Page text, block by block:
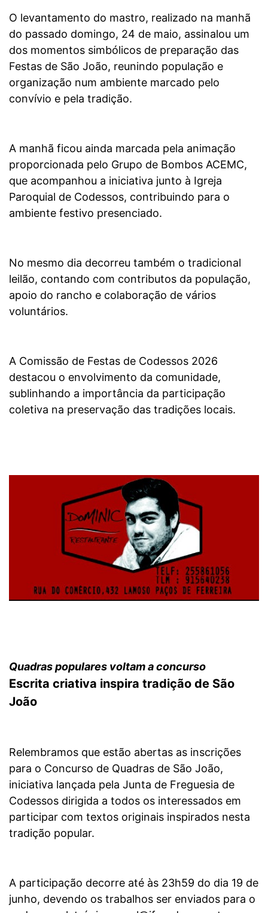
O levantamento do mastro, realizado na manhã
do passado domingo, 24 de maio, assinalou um
dos momentos simbólicos de preparação das
Festas de São João, reunindo população e
organização num ambiente marcado pelo
convívio e pela tradição.
A manhã ficou ainda marcada pela animação
proporcionada pelo Grupo de Bombos ACEMC,
que acompanhou a iniciativa junto à Igreja
Paroquial de Codessos, contribuindo para o
ambiente festivo presenciado.
No mesmo dia decorreu também o tradicional
leilão, contando com contributos da população,
apoio do rancho e colaboração de vários
voluntários.
A Comissão de Festas de Codessos 2026
destacou o envolvimento da comunidade,
sublinhando a importância da participação
coletiva na preservação das tradições locais.
Quadras populares voltam a concurso
Escrita criativa inspira tradição de São
João
Relembramos que estão abertas as inscrições
para o Concurso de Quadras de São João,
iniciativa lançada pela Junta de Freguesia de
Codessos dirigida a todos os interessados em
participar com textos originais inspirados nesta
tradição popular.
A participação decorre até às 23h59 do dia 19 de
junho, devendo os trabalhos ser enviados para o